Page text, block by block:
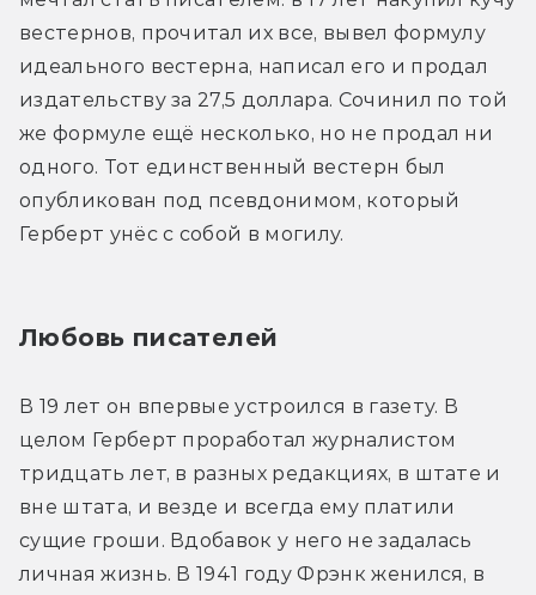
вестернов, прочитал их все, вывел формулу
идеального вестерна, написал его и продал
издательству за 27,5 доллара. Сочинил по той
же формуле ещё несколько, но не продал ни
одного. Тот единственный вестерн был
опубликован под псевдонимом, который
Герберт унёс с собой в могилу.
Любовь писателей
В 19 лет он впервые устроился в газету. В
целом Герберт проработал журналистом
тридцать лет, в разных редакциях, в штате и
вне штата, и везде и всегда ему платили
сущие гроши. Вдобавок у него не задалась
личная жизнь. В 1941 году Фрэнк женился, в